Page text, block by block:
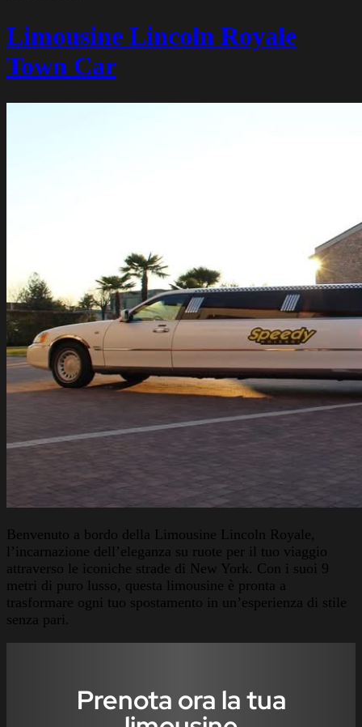
Limousine Lincoln Royale
Town Car
Benvenuto a bordo della Limousine Lincoln Royale,
l’incarnazione dell’eleganza su ruote per il tuo viaggio
attraverso le iconiche strade di New York. Con i suoi 9
metri di puro lusso, questa limousine è pronta a
trasformare ogni tuo spostamento in un’esperienza di stile
senza pari.
Prenota ora la tua